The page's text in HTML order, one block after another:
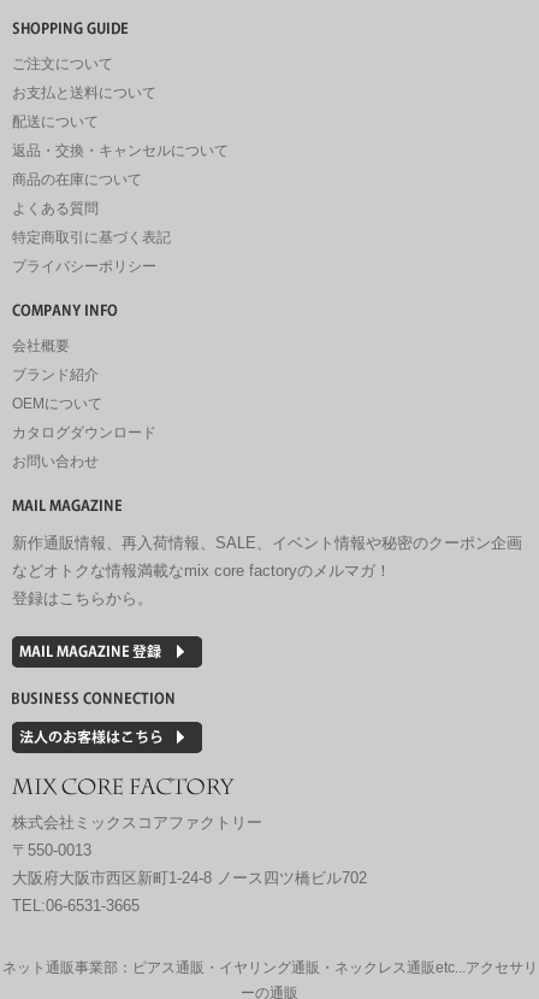
ご注文について
お支払と送料について
配送について
返品・交換・キャンセルについて
商品の在庫について
よくある質問
特定商取引に基づく表記
プライバシーポリシー
会社概要
ブランド紹介
OEMについて
カタログダウンロード
お問い合わせ
新作通販情報、再入荷情報、SALE、イベント情報や秘密のクーポン企画
などオトクな情報満載なmix core factoryのメルマガ！
登録はこちらから。
株式会社ミックスコアファクトリー
〒550-0013
大阪府大阪市西区新町1-24-8 ノース四ツ橋ビル702
TEL:06-6531-3665
ネット通販事業部：ピアス通販・イヤリング通販・ネックレス通販etc...アクセサリ
ーの通販